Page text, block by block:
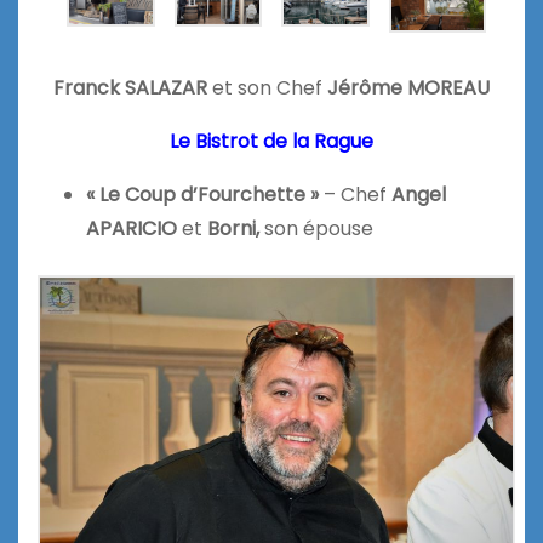
Franck SALAZARet son Chef Jérôme MOREAU
Le Bistrot de la Rague
« Le Coup d’Fourchette »– Chef Angel
APARICIOet Borni,son épouse